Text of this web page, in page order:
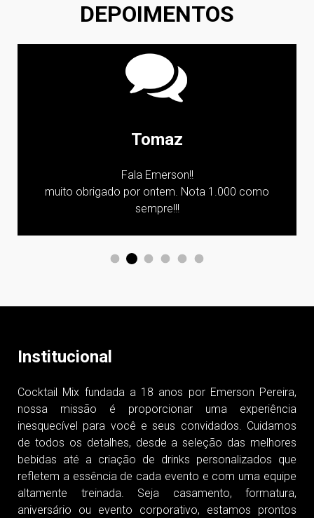
DEPOIMENTOS
Vanessa
Oi Emerson, boa tarde! A galera amou o bar! Os
meninos arrasaram! Parabéns pela equipe!!!
nossa missão é proporcionar uma experiência
inesquecível para você e seus convidados. Cuidamos
de todos os detalhes, desde a seleção das melhores
bebidas até a criação de drinks personalizados que
refletem a essência de cada evento e com uma equipe
altamente treinada. Seja casamento, formatura,
aniversário ou evento corporativo, estamos prontos
para entregar um serviço de alta qualidade, garantindo